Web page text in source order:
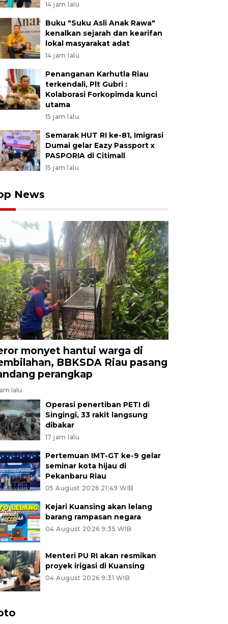
14 jam lalu
Buku "Suku Asli Anak Rawa"
kenalkan sejarah dan kearifan
lokal masyarakat adat
14 jam lalu
Penanganan Karhutla Riau
terkendali, Plt Gubri :
Kolaborasi Forkopimda kunci
utama
15 jam lalu
Semarak HUT RI ke-81, Imigrasi
Dumai gelar Eazy Passport x
PASPORIA di Citimall
15 jam lalu
News
monyet hantui warga di
BBKSDA Riau pasang
perangkap
lalu
Operasi penertiban PETI di
Singingi, 33 rakit langsung
dibakar
17 jam lalu
Pertemuan IMT-GT ke-9 gelar
seminar kota hijau di
Pekanbaru Riau
05 August 2026 21:49 WIB
Kejari Kuansing akan lelang
barang rampasan negara
04 August 2026 9:35 WIB
Menteri PU RI akan resmikan
proyek irigasi di Kuansing
04 August 2026 9:31 WIB